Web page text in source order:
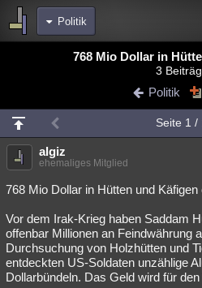
Politik
Blogs
Chat Wiki Neuigkeiten
meine Rubriken
Menschen
Spiritualität Verschwörungen
Natur Umfragen Unterhaltung
weitere Rubriken
Philosophie Träume Orte
768 Mio Dollar in
3
Politik
Seite 1 /
algiz
ehemaliges Mitglied
768 Mio Dollar in Hütten und Käfigen
Vor dem Irak-Krieg haben Saddam
offenbar Millionen an Feindwährung
Durchsuchung von Holzhütten und
entdeckten US-Soldaten unzählige
Dollarbündeln. Das Geld wird für